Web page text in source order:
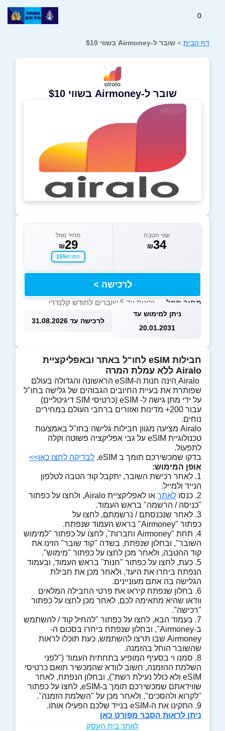
0
דף הבית > שובר ל-Airmoney בשווי $10
שובר ל-Airmoney בשווי $10
שווי הטבה
₪34
מחיר מוזל
₪29
חסכת15%
לרכישה >
מחיר מוזל — זכאות עד 5 שוברים לחודש קלנדרי
ניתן למימוש עד
20.01.2031
לרכישה עד 31.08.2026
חבילות eSIM לחו"ל באתר ובאפליקציית
Airalo ללא עמלת המרה
הינה חנות ה-eSIM הראשונה והגדולה בעולם
שפותרת את בעיית החיובים הגבוהים של גלישה בחו"ל
על ידי מתן גישה ל- eSIM (כרטיסי SIM דיגיטליים)
עבור 200+ מדינות ואזורים ברחבי העולם במחירים
נוחים.
Airalo מציעה מגוון חבילות גלישה בחו"ל באמצעות
טכנולוגיית eSIM על גבי אפליקציה פשוטה וקלה
לתפעול.
בדקו שמכשירכם תומך ב eSIM,
לבדיקה לחצו כאן>>
אופן המימוש:
1. לאחר רכישת השובר, יתקבל קוד הטבה לטלפון
הנייד ולמייל.
2. כנסו
לאתר
או לאפליקציית Airalo, ולחצו על כפתור
"כניסה / הרשמה" בראש העמוד.
3. לאחר שנכנסתם / נרשמתם, לחצו על
כפתור "Airmoney" בראש העמוד שנפתח.
4. תחת "Airmoney וחברות", לחצו על כפתור "למימוש
השובר", ובחלון שנפתח, בשדה "קוד שובר" הזינו את
קוד ההטבה, ולאחר מכן לחצו על כפתור "מימוש".
5. כעת, לחצו על כפתור "חנות" בראש העמוד, ובעמוד
הנפתח ביחרו את היעד, ולאחר מכן את חבילת
הגלישה בה אתם מעוניינים.
6. בחלון שנפתח קיראו את פרטי החבילה המלאים
וודאו שהיא מתאימה לכם, לאחר מכן לחצו על כפתור
"רכישה".
7. בעמוד הבא, לחצו על כפתור "להחיל קוד / להשתמש
ב-Airmoney", ובחלון שנפתח ביחרו בסכום ה-
Airmoney שבו תרצו להשתמש, כעת תוכלו לראות
שהשובר הוחל בהזמנה.
8. סמנו וי בסעיף המופיע בתחתית העמוד ("לפני
השלמת ההזמנה, חשוב לוודא שהמכשיר תואם כרטיסי
eSIM ולא כולל נעילת רשת"), ובחלון הנפתח, לאחר
שווידאתם שמכשירכם תומך ב-eSIM, לחצו על כפתור
"לקרוא ולהסכים", ולאחר מכן על "השלמת הזמנה".
9. התקינו את ה-eSIM בנייד שלכם הפעילו אותו.
ניתן לראות הסבר מפורט כאן
לאתר בית העסק